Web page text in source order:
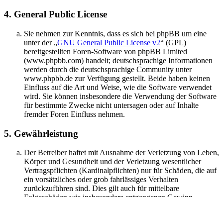
4. General Public License
Sie nehmen zur Kenntnis, dass es sich bei phpBB um eine
unter der „GNU General Public License v2“ (GPL)
bereitgestellten Foren-Software von phpBB Limited
(www.phpbb.com) handelt; deutschsprachige Informationen
werden durch die deutschsprachige Community unter
www.phpbb.de zur Verfügung gestellt. Beide haben keinen
Einfluss auf die Art und Weise, wie die Software verwendet
wird. Sie können insbesondere die Verwendung der Software
für bestimmte Zwecke nicht untersagen oder auf Inhalte
fremder Foren Einfluss nehmen.
5. Gewährleistung
Der Betreiber haftet mit Ausnahme der Verletzung von Leben,
Körper und Gesundheit und der Verletzung wesentlicher
Vertragspflichten (Kardinalpflichten) nur für Schäden, die auf
ein vorsätzliches oder grob fahrlässiges Verhalten
zurückzuführen sind. Dies gilt auch für mittelbare